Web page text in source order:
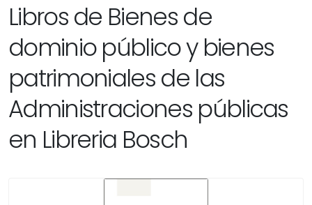
Libros de Bienes de
dominio público y bienes
patrimoniales de las
Administraciones públicas
en Libreria Bosch